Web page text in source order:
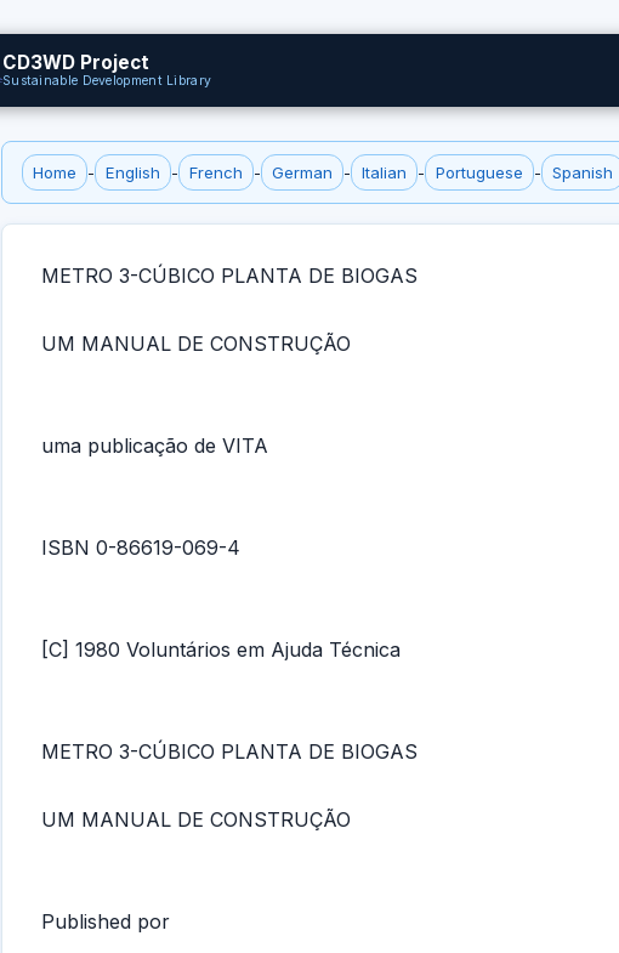
CD3WD Project
Sustainable Development Library
Home - English - French - German - Italian - Portuguese - Spanish
METRO 3-CÚBICO PLANTA DE BIOGAS
UM MANUAL DE CONSTRUÇÃO
uma publicação de VITA
ISBN 0-86619-069-4
[C] 1980 Voluntários em Ajuda Técnica
METRO 3-CÚBICO PLANTA DE BIOGAS
UM MANUAL DE CONSTRUÇÃO
Published por